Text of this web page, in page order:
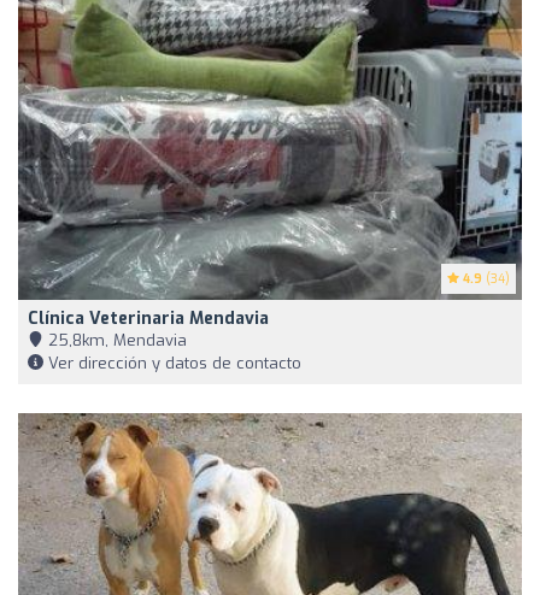
4.9 (34)
Clínica Veterinaria Mendavia
25,8km, Mendavia
Ver dirección y datos de contacto